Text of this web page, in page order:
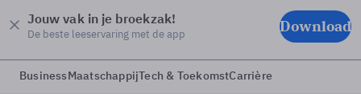
Jouw vak in je broekzak!
De beste leeservaring met de app Download
BusinessMaatschappijTech & ToekomstCarrière